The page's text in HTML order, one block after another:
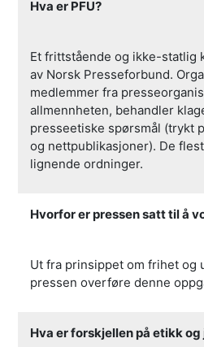
Hva er PFU?
Et frittstående og ikke-statlig
av Norsk Presseforbund.
medlemmer fra
allmennheten, behandler
presseetiske spørsmål (trykt
og nettpublikasjoner). De
lignende ordninger.
Hvorfor er pressen satt til å
Ut fra prinsippet om frihet og
pressen overføre denne
Hva er forskjellen på etikk og